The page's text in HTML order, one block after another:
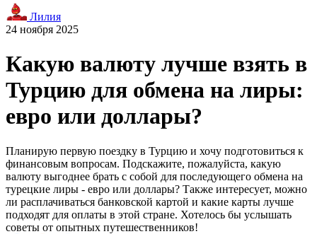
Лилия
24 ноября 2025
Какую валюту лучше взять в
Турцию для обмена на лиры:
евро или доллары?
Планирую первую поездку в Турцию и хочу подготовиться к
финансовым вопросам. Подскажите, пожалуйста, какую
валюту выгоднее брать с собой для последующего обмена на
турецкие лиры - евро или доллары? Также интересует, можно
ли расплачиваться банковской картой и какие карты лучше
подходят для оплаты в этой стране. Хотелось бы услышать
советы от опытных путешественников!